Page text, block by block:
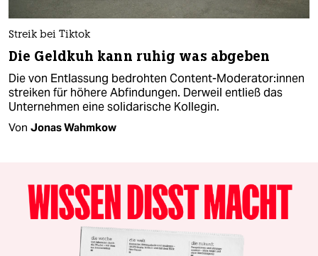
Streik bei Tiktok
Die Geldkuh kann ruhig was abgeben
Die von Entlassung bedrohten Content-Moderator:innen
streiken für höhere Abfindungen. Derweil entließ das
Unternehmen eine solidarische Kollegin.
Von Jonas Wahmkow